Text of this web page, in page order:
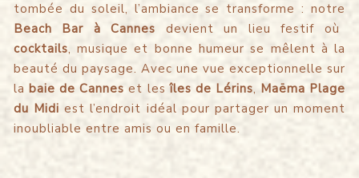
tombée du soleil, l’ambiance se transforme : notre
Beach Bar à Cannes devient un lieu festif où
cocktails, musique et bonne humeur se mêlent à la
beauté du paysage. Avec une vue exceptionnelle sur
la baie de Canneset lesîles de Lérins, Maëma Plage
du Midiest l’endroit idéal pour partager un moment
inoubliable entre amis ou en famille.